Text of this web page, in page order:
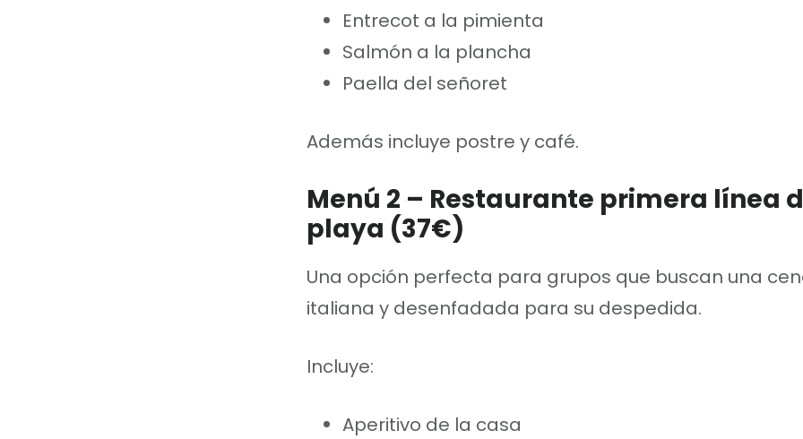
Entrecot a la pimienta
Salmón a la plancha
Paella del señoret
Además incluye postre y café.
Menú 2 – Restaurante primera línea
playa (37€)
Una opción perfecta para grupos que buscan una
italiana y desenfadada para su despedida.
Incluye:
Aperitivo de la casa